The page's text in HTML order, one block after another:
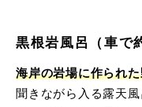
黒根岩風呂（車で
海岸の岩場に作られ
聞きながら入る露天